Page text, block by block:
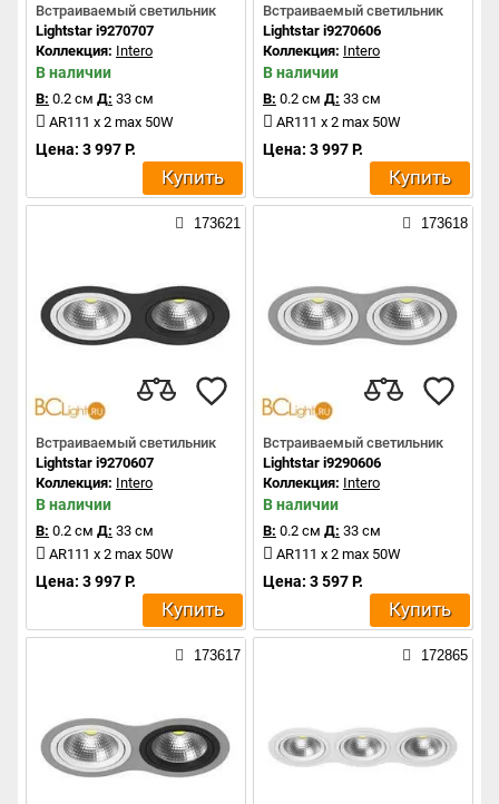
Встраиваемый светильник
Lightstar i9270707
Коллекция: Intero
В наличии
В: 0.2 см Д: 33 см
AR111 x 2 max 50W
Цена: 3 997 Р.
Купить
Встраиваемый светильник
Lightstar i9270606
Коллекция: Intero
В наличии
В: 0.2 см Д: 33 см
AR111 x 2 max 50W
Цена: 3 997 Р.
Купить
173621
Встраиваемый светильник
Lightstar i9270607
Коллекция: Intero
В наличии
В: 0.2 см Д: 33 см
AR111 x 2 max 50W
Цена: 3 997 Р.
Купить
173618
Встраиваемый светильник
Lightstar i9290606
Коллекция: Intero
В наличии
В: 0.2 см Д: 33 см
AR111 x 2 max 50W
Цена: 3 597 Р.
Купить
173617 172865